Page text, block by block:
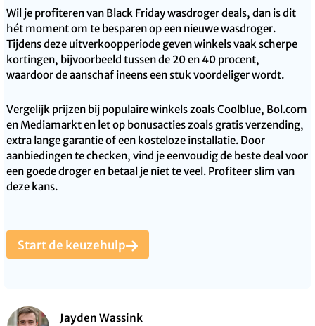
Wil je profiteren van Black Friday wasdroger deals, dan is dit
hét moment om te besparen op een nieuwe wasdroger.
Tijdens deze uitverkoopperiode geven winkels vaak scherpe
kortingen, bijvoorbeeld tussen de 20 en 40 procent,
waardoor de aanschaf ineens een stuk voordeliger wordt.
Vergelijk prijzen bij populaire winkels zoals Coolblue, Bol.com
en Mediamarkt en let op bonusacties zoals gratis verzending,
extra lange garantie of een kosteloze installatie. Door
aanbiedingen te checken, vind je eenvoudig de beste deal voor
een goede droger en betaal je niet te veel. Profiteer slim van
deze kans.
Start de keuzehulp
Jayden Wassink